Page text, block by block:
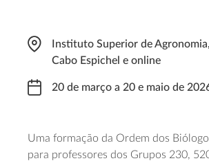
Instituto Superior de
Cabo Espichel e online
20 de março a 20 e maio de
Uma formação da Ordem dos
para professores dos Grupos 230,